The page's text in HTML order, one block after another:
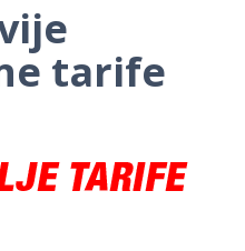
tarife